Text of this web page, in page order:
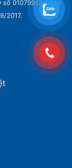
số 0107991339 do
2017.